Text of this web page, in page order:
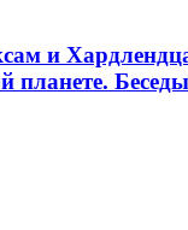
и
планете.